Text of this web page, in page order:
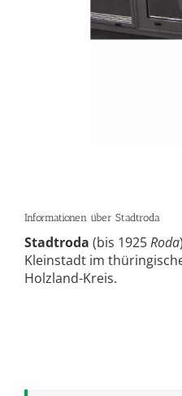
Informationen über Stadtroda
Stadtroda (bis 1925Roda
Kleinstadt im
Holzland-Kreis.